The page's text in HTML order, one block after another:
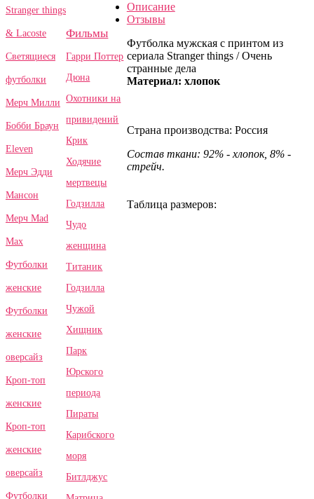
Stranger things
& Lacoste
Светящиеся
футболки
Мерч Милли
Бобби Браун
Eleven
Мерч Эдди
Мансон
Мерч Mad
Max
Футболки
женские
Футболки
женские
оверсайз
Кроп-топ
женские
Кроп-топ
женские
оверсайз
Футболки
Фильмы
Гарри Поттер
Дюна
Охотники на
привидений
Крик
Ходячие
мертвецы
Годзилла
Чудо
женщина
Титаник
Годзилла
Чужой
Хищник
Парк
Юрского
периода
Пираты
Карибского
моря
Битлджус
Описание
Отзывы
Футболка мужская с принтом из
сериала Stranger things / Очень
странные дела
Материал: хлопок
Страна производства: Россия
Состав ткани: 92% - хлопок, 8% -
стрейч.
Таблица размеров: